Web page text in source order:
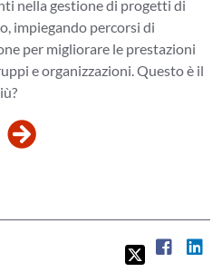
nella gestione di progetti di
impiegando percorsi di
per migliorare le prestazioni
e organizzazioni. Questo è il